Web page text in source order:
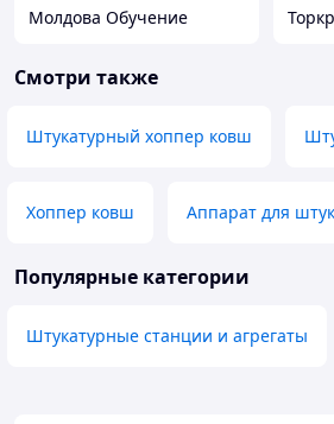
Молдова Обучение
Смотри также
Штукатурный хоппер ковш
Хоппер ковш Аппарат для
Популярные категории
Штукатурные станции и агрегаты